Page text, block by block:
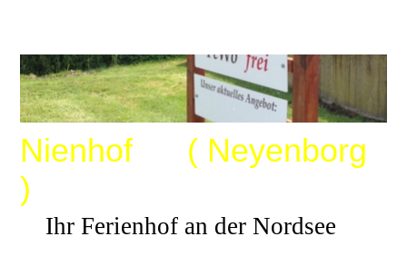
Nienhof ( Neyenborg
)
Ihr Ferienhof an der Nordsee